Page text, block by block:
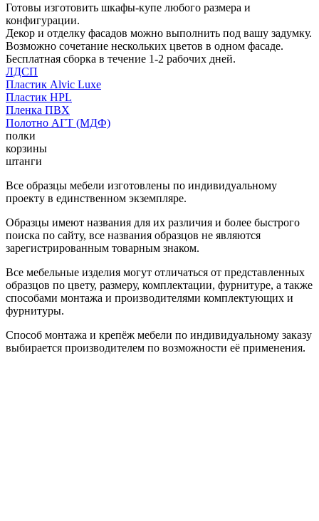
Готовы изготовить шкафы-купе любого размера и
конфигурации.
Декор и отделку фасадов можно выполнить под вашу задумку.
Возможно сочетание нескольких цветов в одном фасаде.
Бесплатная сборка в течение 1-2 рабочих дней.
ЛДСП
Пластик Alvic Luxe
Пластик HPL
Пленка ПВХ
Полотно АГТ (МДФ)
полки
корзины
штанги
Все образцы мебели изготовлены по индивидуальному
проекту в единственном экземпляре.
Образцы имеют названия для их различия и более быстрого
поиска по сайту, все названия образцов не являются
зарегистрированным товарным знаком.
Все мебельные изделия могут отличаться от представленных
образцов по цвету, размеру, комплектации, фурнитуре, а также
способами монтажа и производителями комплектующих и
фурнитуры.
Способ монтажа и крепёж мебели по индивидуальному заказу
выбирается производителем по возможности её применения.